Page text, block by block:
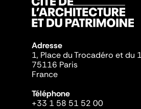
Adresse
1, Place du Trocadéro et du
75116 Paris
France
Téléphone
+33 1 58 51 52 00